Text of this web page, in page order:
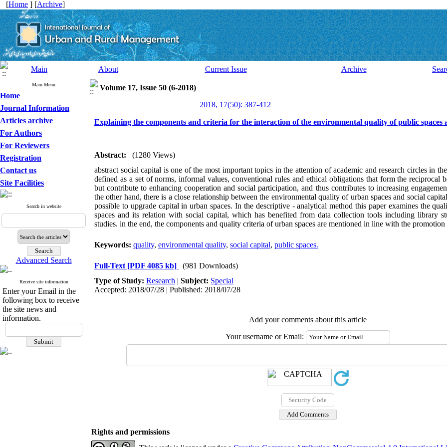
[Home ] [Archive]
Main About Current Issue Archive
Main Menu
Home
Journal Information
Articles archive
For Authors
For Reviewers
Registration
Contact us
Site Facilities
Search in website
Advanced Search
Receive site information
Enter your Email in the
following box to receive
the site news and
information.
Volume 17, Issue 50 (6-2018)
2018, 17(50): 387-412
Explaining the components and criteria for the interaction of the environmental quality of public spaces
Abstract:
(1280 Views)
abstract social capital is one of the most important topics in the attention of academic and research circles in
defined as a set of norms, informal values, conventional rules and ethical obligations that form the reciprocal
but contribute to enhancing cooperation and social participation, and thus contributes to increasing
the other hand, there is a close relationship between the environmental quality of urban spaces and social
possible to upgrade capital in urban spaces. In the descriptive - analytical method this paper examines the
spaces and its relation with social capital, which has benefited from data collection tools including library
studies. in the end, the components and quality criteria of urban spaces are mentioned in line with the
Keywords: quality, environmental quality, social capital, public spaces.
Full-Text [PDF 4085 kb]
(981 Downloads)
Type of Study: Research | Subject: Special
Accepted: 2018/07/28 | Published: 2018/07/28
Add your comments about this article
Your username or Email:
Rights and permissions